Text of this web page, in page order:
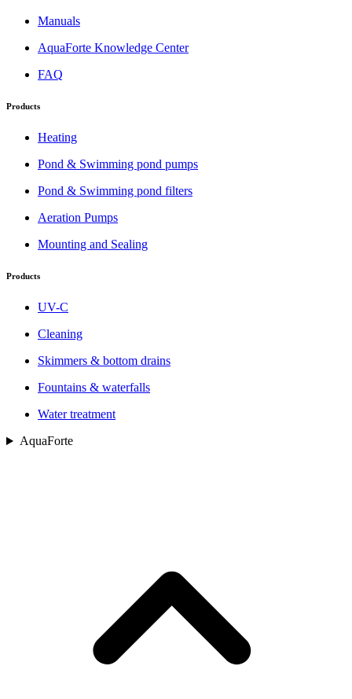
Manuals
AquaForte Knowledge Center
FAQ
Products
Heating
Pond & Swimming pond pumps
Pond & Swimming pond filters
Aeration Pumps
Mounting and Sealing
Products
UV-C
Cleaning
Skimmers & bottom drains
Fountains & waterfalls
Water treatment
AquaForte